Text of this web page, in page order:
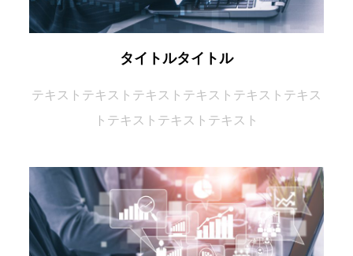
タイトルタイトル
テキスト テキスト テキスト テキスト テキスト テキス
ト テキスト テキスト テキスト